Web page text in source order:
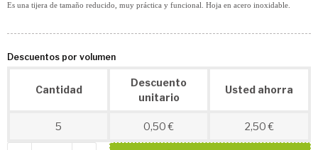
Es una tijera de tamaño reducido, muy práctica y funcional. Hoja en acero inoxidable.
Descuentos por volumen
Cantidad
Descuento
unitario
Usted ahorra
5 0,50 € 2,50 €